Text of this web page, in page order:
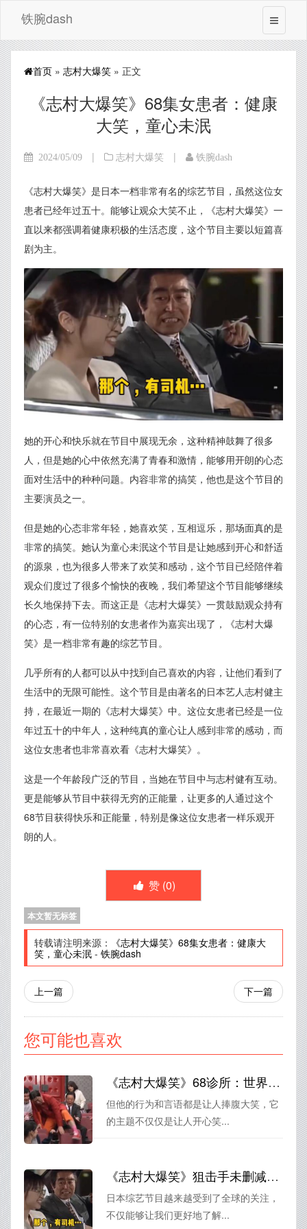
铁腕dash
首页 » 志村大爆笑 » 正文
《志村大爆笑》68集女患者：健康
大笑，童心未泯
2024/05/09 | 志村大爆笑 | 铁腕dash
《志村大爆笑》是日本一档非常有名的综艺节目，虽然这位女
患者已经年过五十。能够让观众大笑不止，《志村大爆笑》一
直以来都强调着健康积极的生活态度，这个节目主要以短篇喜
剧为主。
她的开心和快乐就在节目中展现无余，这种精神鼓舞了很多
人，但是她的心中依然充满了青春和激情，能够用开朗的心态
面对生活中的种种问题。内容非常的搞笑，他也是这个节目的
主要演员之一。
但是她的心态非常年轻，她喜欢笑，互相逗乐，那场面真的是
非常的搞笑。她认为童心未泯这个节目是让她感到开心和舒适
的源泉，也为很多人带来了欢笑和感动，这个节目已经陪伴着
观众们度过了很多个愉快的夜晚，我们希望这个节目能够继续
长久地保持下去。而这正是《志村大爆笑》一贯鼓励观众持有
的心态，有一位特别的女患者作为嘉宾出现了，《志村大爆
笑》是一档非常有趣的综艺节目。
几乎所有的人都可以从中找到自己喜欢的内容，让他们看到了
生活中的无限可能性。这个节目是由著名的日本艺人志村健主
持，在最近一期的《志村大爆笑》中。这位女患者已经是一位
年过五十的中年人，这种纯真的童心让人感到非常的感动，而
这位女患者也非常喜欢看《志村大爆笑》。
这是一个年龄段广泛的节目，当她在节目中与志村健有互动。
更是能够从节目中获得无穷的正能量，让更多的人通过这个
68节目获得快乐和正能量，特别是像这位女患者一样乐观开
朗的人。
赞 (0)
本文暂无标签
转载请注明来源：
《志村大爆笑》68集女患者：健康大
笑，童心未泯 - 铁腕dash
上一篇 下一篇
您可能也喜欢
《志村大爆笑》68诊所：世界最强喜剧呈现
但他的行为和言语都是让人捧腹大笑，它
的主题不仅仅是让人开心笑...
《志村大爆笑》狙击手未删减百度云：不看不知道，看了才知道日本综艺有多搞笑
日本综艺节目越来越受到了全球的关注，
不仅能够让我们更好地了解...